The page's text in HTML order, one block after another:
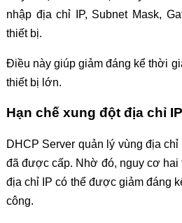
nhập địa chỉ IP, Subnet Mask,
thiết bị.
Điều này giúp giảm đáng kể thời
thiết bị lớn.
Hạn chế xung đột địa chỉ IP
DHCP Server quản lý vùng địa
đã được cấp. Nhờ đó, nguy cơ hai
địa chỉ IP có thể được giảm đáng
công.